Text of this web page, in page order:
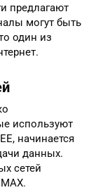
предлагают
могут быть
один из
используют
начинается
данных.
сетей